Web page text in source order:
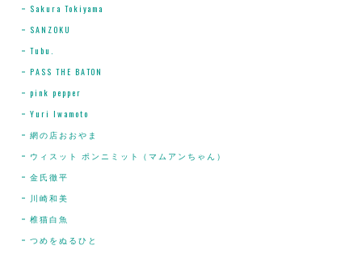
Sakura Tokiyama
SANZOKU
Tubu.
PASS THE BATON
pink pepper
Yuri Iwamoto
網の店おおやま
ウィスット ポンニミット（マムアンちゃん）
金氏徹平
川崎和美
椎猫白魚
つめをぬるひと